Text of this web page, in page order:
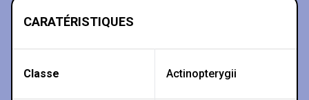
CARATÉRISTIQUES
Classe Actinopterygii